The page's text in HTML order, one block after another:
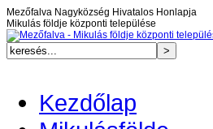
Mezőfalva Nagyközség Hivatalos Honlapja
Mikulás földje központi települése
Kezdőlap